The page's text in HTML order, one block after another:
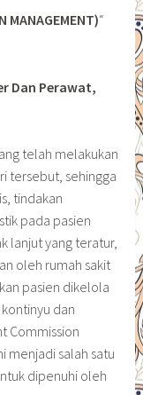
MANAGEMENT)“
Dan Perawat,
telah melakukan
tersebut, sehingga
tindakan
pada pasien
lanjut yang teratur,
oleh rumah sakit
pasien dikelola
dan
Commission
menjadi salah satu
dipenuhi oleh